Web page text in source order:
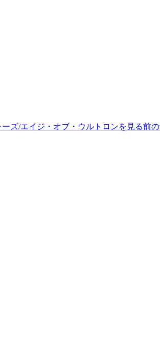
ズ/エイジ・オブ・ウルトロンを見る前